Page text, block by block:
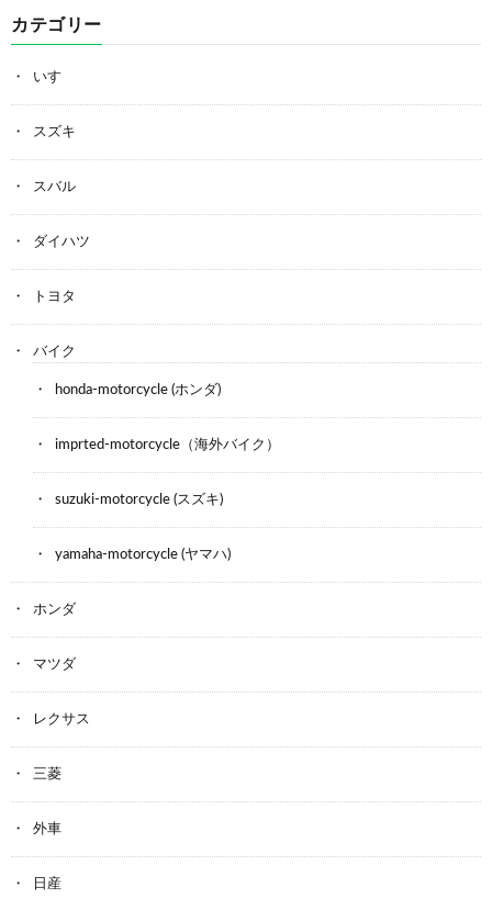
カテゴリー
いすゞ
スズキ
スバル
ダイハツ
トヨタ
バイク
honda-motorcycle (ホンダ)
imprted-motorcycle（海外バイク）
suzuki-motorcycle (スズキ)
yamaha-motorcycle (ヤマハ)
ホンダ
マツダ
レクサス
三菱
外車
日産